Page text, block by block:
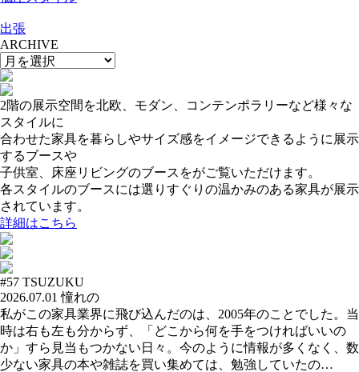
出張
ARCHIVE
2階の展示空間を北欧、モダン、コンテンポラリーなど様々な
スタイルに
合わせた家具を暮らしやサイズ感をイメージできるように展示
するブースや
子供室、床座リビングのブースをがご覧いただけます。
各スタイルのブースには選りすぐりの温かみのある家具が展示
されています。
詳細はこちら
#57 TSUZUKU
2026.07.01 憧れの
私がこの家具業界に飛び込んだのは、2005年のことでした。当
時は右も左も分からず、「どこから何を手をつければいいの
か」すら見当もつかない日々。今のように情報が多くなく、数
少ない家具の本や雑誌を買い集めては、勉強していたの…